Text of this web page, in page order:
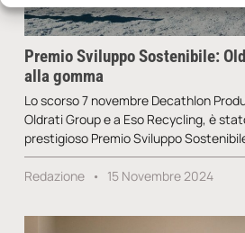
Premio Sviluppo Sostenibile:
alla gomma
Lo scorso 7 novembre Decathlon
Oldrati Group e a Eso Recycling, è
prestigioso Premio Sviluppo
Redazione 15 Novembre 2024